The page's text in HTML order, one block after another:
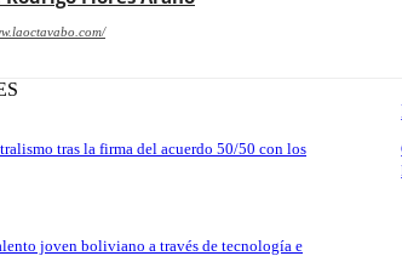
tras la firma del acuerdo 50/50 con los
joven boliviano a través de tecnología e